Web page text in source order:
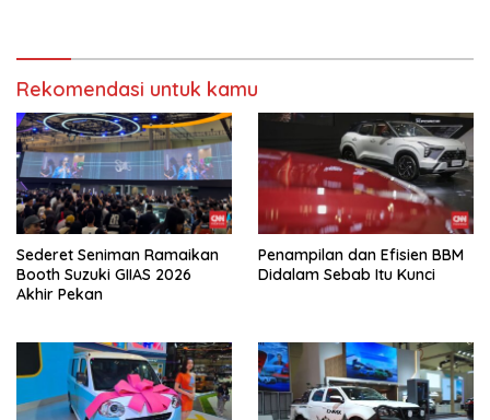
Rekomendasi untuk kamu
Sederet Seniman Ramaikan
Booth Suzuki GIIAS 2026
Akhir Pekan
Penampilan dan Efisien BBM
Didalam Sebab Itu Kunci